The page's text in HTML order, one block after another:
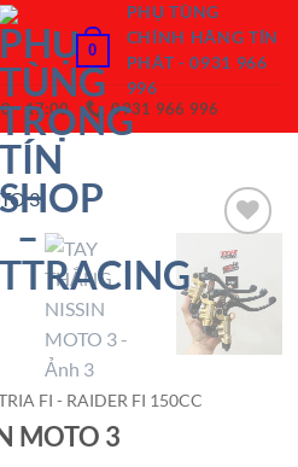
0
PHỤ TÙNG
CHÍNH HÃNG TÍN
PHÁT - 0931 966
996
- 17:00 0931 966 996
Add to
Wishlist
FI - RAIDER FI 150CC
MOTO 3